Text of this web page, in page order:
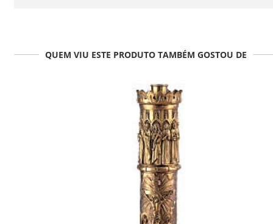
QUEM VIU ESTE PRODUTO TAMBÉM GOSTOU DE